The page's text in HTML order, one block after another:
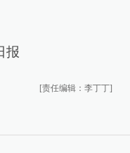
报
[责任编辑：李丁丁]